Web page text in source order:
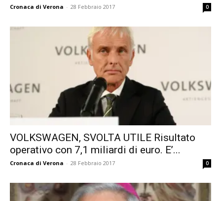
Cronaca di Verona - 28 Febbraio 2017 0
VOLKSWAGEN, SVOLTA UTILE Risultato
operativo con 7,1 miliardi di euro. E’...
Cronaca di Verona - 28 Febbraio 2017 0